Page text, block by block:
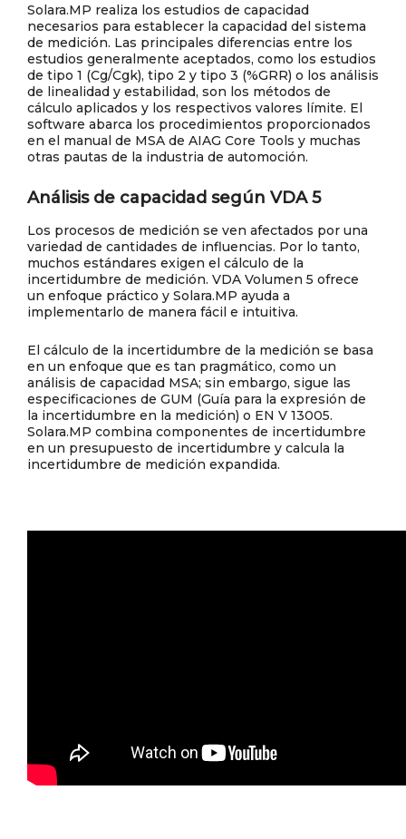
Solara.MP realiza los estudios de capacidad
necesarios para establecer la capacidad del sistema
de medición. Las principales diferencias entre los
estudios generalmente aceptados, como los estudios
de tipo 1 (Cg/Cgk), tipo 2 y tipo 3 (%GRR) o los análisis
de linealidad y estabilidad, son los métodos de
cálculo aplicados y los respectivos valores límite. El
software abarca los procedimientos proporcionados
en el manual de MSA de AIAG Core Tools y muchas
otras pautas de la industria de automoción.
Análisis de capacidad según VDA 5
Los procesos de medición se ven afectados por una
variedad de cantidades de influencias. Por lo tanto,
muchos estándares exigen el cálculo de la
incertidumbre de medición. VDA Volumen 5 ofrece
un enfoque práctico y Solara.MP ayuda a
implementarlo de manera fácil e intuitiva.
El cálculo de la incertidumbre de la medición se basa
en un enfoque que es tan pragmático, como un
análisis de capacidad MSA; sin embargo, sigue las
especificaciones de GUM (Guía para la expresión de
la incertidumbre en la medición) o EN V 13005.
Solara.MP combina componentes de incertidumbre
en un presupuesto de incertidumbre y calcula la
incertidumbre de medición expandida.